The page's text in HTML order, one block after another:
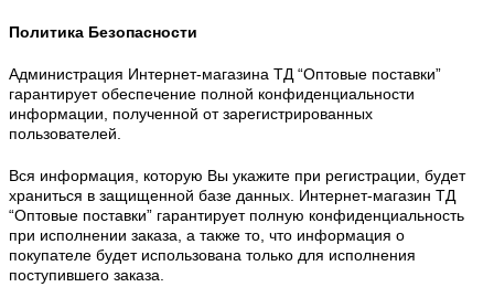
Политика Безопасности
Администрация Интернет-магазина ТД “Оптовые поставки”
гарантирует обеспечение полной конфиденциальности
информации, полученной от зарегистрированных
пользователей.
Вся информация, которую Вы укажите при регистрации, будет
храниться в защищенной базе данных. Интернет-магазин ТД
“Оптовые поставки” гарантирует полную конфиденциальность
при исполнении заказа, а также то, что информация о
покупателе будет использована только для исполнения
поступившего заказа.